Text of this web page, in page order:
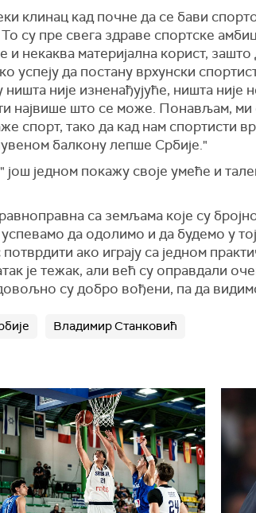
клинац кад почне да се бави
су пре свега здраве спортске
и некаква материјална корист,
успеју да постану врхунски
није изненађујуће, ништа није
највише што се може. Понављам, ми
спорт, тако да кад нам спортисти
балкону лепше Србије."
једном покажу своје умеће и
са земљама које су
да одолимо и да будемо у тој
ако играју са једном
је тежак, али већ су оправдали
довољно су добро вођени, па да
Владимир Станковић